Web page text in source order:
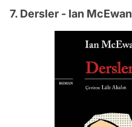
7. Dersler - Ian McEwan